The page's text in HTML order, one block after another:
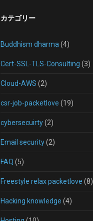
カテゴリー
Buddhism dharma (4)
Cert-SSL-TLS-Consulting (3)
Cloud-AWS (2)
csr-job-packetlove (19)
cybersecuirty(2)
Email security(2)
FAQ (5)
Freestyle relax packetlove (8)
Hacking knowledge (4)